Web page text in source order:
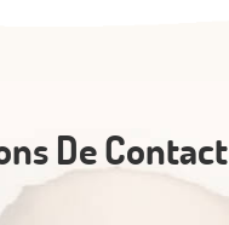
De Contact